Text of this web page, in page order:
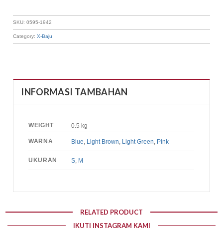
SKU:0595-1942
Category:X-Baju
INFORMASI TAMBAHAN
WEIGHT 0.5 kg
WARNA Blue Light Brown Light Green Pink
UKURAN S M
RELATED PRODUCT
IKUTI INSTAGRAM KAMI